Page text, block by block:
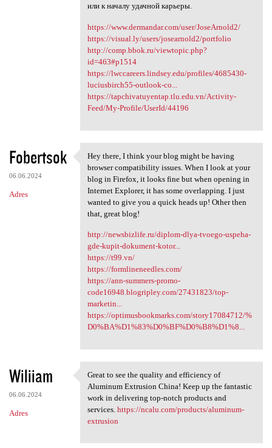
или к началу удачной карьеры.
https://www.dermandar.com/user/JoseArnold2/
https://visual.ly/users/josearnold2/portfolio
http://comp.bbok.ru/viewtopic.php?
id=463#p1514
https://lwccareers.lindsey.edu/profiles/4685430-
luciusbirch55-outlook-co...
https://tapchivatuyentap.tlu.edu.vn/Activity-
Feed/My-Profile/UserId/44196
Fobertsok
06.06.2024
Adres
Hey there, I think your blog
Hey there, I think your blog might be having
browser compatibility issues. When I look at your
blog in Firefox, it looks fine but when opening in
Internet Explorer, it has some overlapping. I just
wanted to give you a quick heads up! Other then
that, great blog!
http://newsbizlife.ru/diplom-dlya-tvoego-uspeha-
gde-kupit-dokument-kotor...
https://t99.vn/
https://formlineneedles.com/
https://ann-summers-promo-
code16948.blogripley.com/27431823/top-
marketin...
https://optimusbookmarks.com/story17084712/%
D0%BA%D1%83%D0%BF%D0%B8%D1%8...
Wiliiam
06.06.2024
Adres
Great to see the quality and
Great to see the quality and efficiency of
Aluminum Extrusion China! Keep up the fantastic
work in delivering top-notch products and
services. https://ncalu.com/products/aluminum-
extrusion